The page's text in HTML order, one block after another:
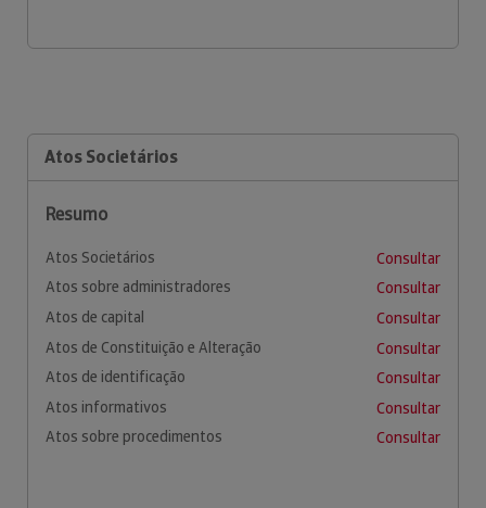
Atos Societários
Resumo
Atos Societários
Consultar
Atos sobre administradores
Consultar
Atos de capital
Consultar
Atos de Constituição e Alteração
Consultar
Atos de identificação
Consultar
Atos informativos
Consultar
Atos sobre procedimentos
Consultar